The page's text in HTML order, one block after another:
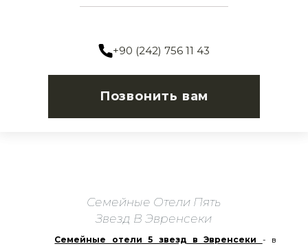
+90 (242) 756 11 43
Позвонить вам
Семейные Отели Пять
Звезд В Эвренсеки
Семейные отели 5 звезд в Эвренсеки - в